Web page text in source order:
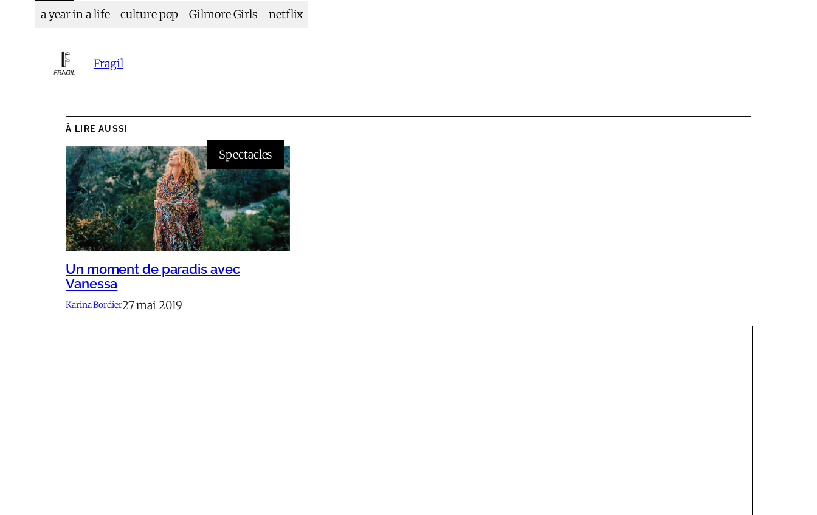
a year in a life
culture pop Gilmore Girls netflix
Fragil
À LIRE AUSSI
Spectacles
Un moment de paradis avec
Vanessa
Karina Bordier27 mai 2019